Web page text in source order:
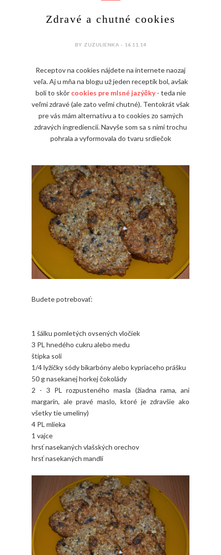
Zdravé a chutné cookies
BY ZUZULIENKA - 16.11.14
Receptov na cookies nájdete na internete naozaj
veľa. Aj u mňa na blogu už jeden receptík bol, avšak
boli to skôr cookies pre mlsné jazýčky- teda nie
veľmi zdravé (ale zato veľmi chutné). Tentokrát však
pre vás mám alternatívu a to cookies zo samých
zdravých ingrediencií. Navyše som sa s nimi trochu
pohrala a vyformovala do tvaru srdiečok
Budete potrebovať:
1 šálku pomletých ovsených vločiek
3 PL hnedého cukru alebo medu
štipka soli
1/4 lyžičky sódy bikarbóny alebo kypriaceho prášku
50 g nasekanej horkej čokolády
2 - 3 PL rozpusteného masla (žiadna rama, ani
margarín, ale pravé maslo, ktoré je zdravšie ako
všetky tie umeliny)
4 PL mlieka
1 vajce
hrsť nasekaných vlašských orechov
hrsť nasekaných mandlí